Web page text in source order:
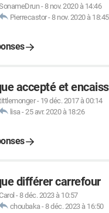
-8 nov. 2020 à 14:46
Pierrecastor-8 nov. 2020 à 18:45
accepté et
- 19 déc. 2017 à 00:14
lisa-25 avr. 2020 à 18:26
différer carrefour
-8 déc. 2023 à 10:57
choubaka-8 déc. 2023 à 16:50